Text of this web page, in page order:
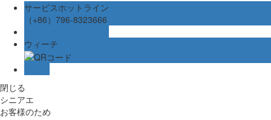
サービスホットライン
（+86）796-8323666
ウィーチ
閉じる
シニアエ
お客様のため